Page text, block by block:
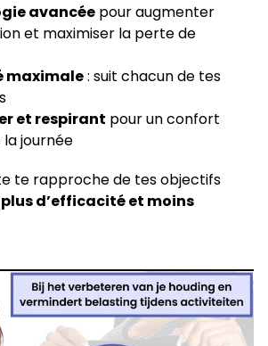
avancée pour augmenter
et maximiser la perte de
maximale: suit chacun de tes
et respirant pour un confort
journée
te rapproche de tes objectifs
plus d’efficacité et moins